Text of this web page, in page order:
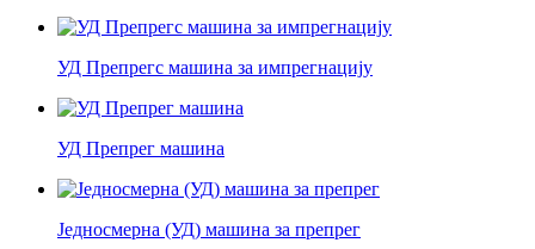
УД Препрегс машина за импрегнацију
УД Препрег машина
Једносмерна (УД) машина за препрег